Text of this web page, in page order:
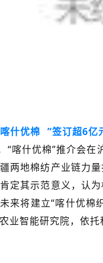
喀什优棉 ”签订超6亿
“喀什优棉”推介会
两地棉纺产业链力
定其示范意义，认
来将建立“喀什优棉
业智能研究院，依